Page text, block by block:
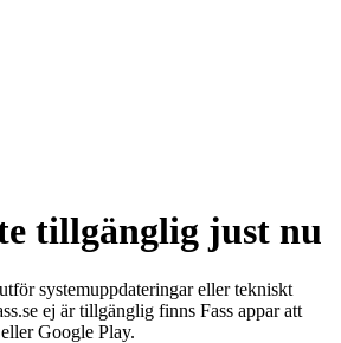
tillgänglig just nu
systemuppdateringar eller tekniskt
ej är tillgänglig finns Fass appar att
Google Play.